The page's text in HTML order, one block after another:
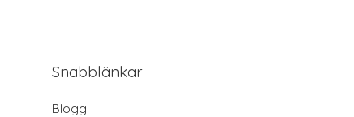
Snabblänkar
Blogg